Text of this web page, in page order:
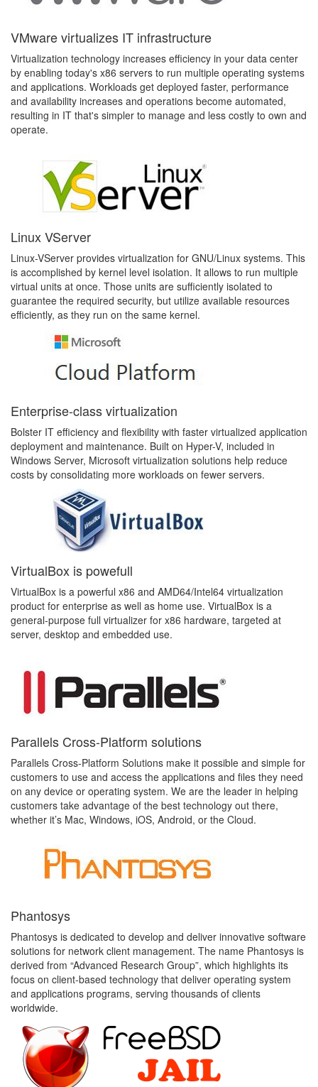
VMware virtualizes IT infrastructure
Virtualization technology increases efficiency in your data center
by enabling today's x86 servers to run multiple operating systems
and applications. Workloads get deployed faster, performance
and availability increases and operations become automated,
resulting in IT that's simpler to manage and less costly to own and
operate.
Linux VServer
Linux-VServer provides virtualization for GNU/Linux systems. This
is accomplished by kernel level isolation. It allows to run multiple
virtual units at once. Those units are sufficiently isolated to
guarantee the required security, but utilize available resources
efficiently, as they run on the same kernel.
Enterprise-class virtualization
Bolster IT efficiency and flexibility with faster virtualized application
deployment and maintenance. Built on Hyper-V, included in
Windows Server, Microsoft virtualization solutions help reduce
costs by consolidating more workloads on fewer servers.
VirtualBox is powefull
VirtualBox is a powerful x86 and AMD64/Intel64 virtualization
product for enterprise as well as home use. VirtualBox is a
general-purpose full virtualizer for x86 hardware, targeted at
server, desktop and embedded use.
Parallels Cross-Platform solutions
Parallels Cross-Platform Solutions make it possible and simple for
customers to use and access the applications and files they need
on any device or operating system. We are the leader in helping
customers take advantage of the best technology out there,
whether it’s Mac, Windows, iOS, Android, or the Cloud.
Phantosys
Phantosys is dedicated to develop and deliver innovative software
solutions for network client management. The name Phantosys is
derived from “Advanced Research Group”, which highlights its
focus on client-based technology that deliver operating system
and applications programs, serving thousands of clients
worldwide.